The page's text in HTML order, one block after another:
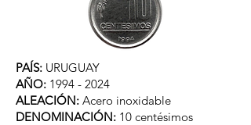
PAÍS: URUGUAY
AÑO: 1994 - 2024
ALEACIÓN: Acero inoxidable
DENOMINACIÓN: 10 centésimos